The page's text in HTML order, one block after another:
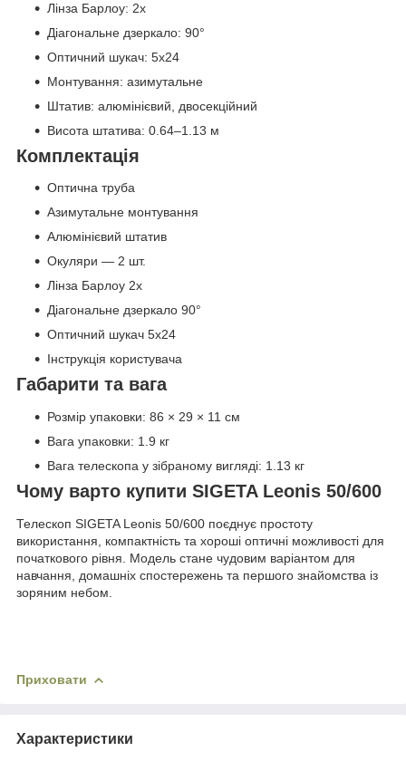
Лінза Барлоу: 2x
Діагональне дзеркало: 90°
Оптичний шукач: 5x24
Монтування: азимутальне
Штатив: алюмінієвий, двосекційний
Висота штатива: 0.64–1.13 м
Комплектація
Оптична труба
Азимутальне монтування
Алюмінієвий штатив
Окуляри — 2 шт.
Лінза Барлоу 2x
Діагональне дзеркало 90°
Оптичний шукач 5x24
Інструкція користувача
Габарити та вага
Розмір упаковки: 86 × 29 × 11 см
Вага упаковки: 1.9 кг
Вага телескопа у зібраному вигляді: 1.13 кг
Чому варто купити SIGETA Leonis 50/600
Телескоп SIGETA Leonis 50/600 поєднує простоту
використання, компактність та хороші оптичні можливості для
початкового рівня. Модель стане чудовим варіантом для
навчання, домашніх спостережень та першого знайомства із
зоряним небом.
Приховати
Характеристики